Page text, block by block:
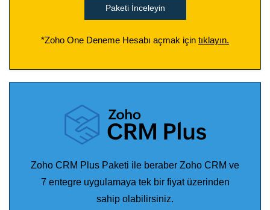
Paketi İnceleyin
*Zoho One Deneme Hesabı açmak için tıklayın.
Zoho CRM Plus Paketi ile beraber Zoho CRM ve
7 entegre uygulamaya tek bir fiyat üzerinden
sahip olabilirsiniz.